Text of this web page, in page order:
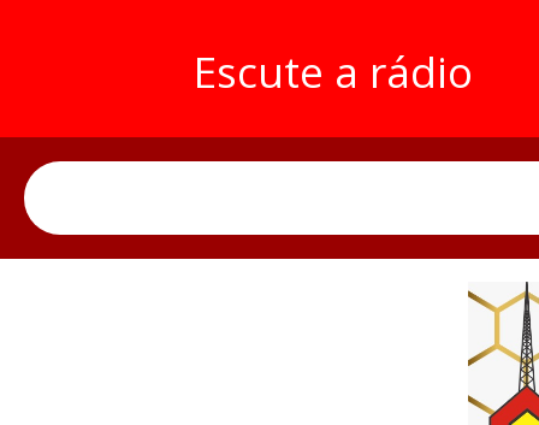
Escute a rádio